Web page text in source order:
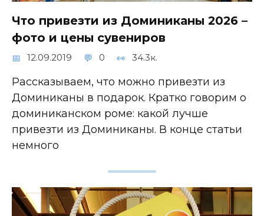
Что привезти из Доминиканы 2026 –
фото и цены сувениров
12.09.2019 0 34.3к.
Рассказываем, что можно привезти из
Доминиканы в подарок. Кратко говорим о
доминиканском роме: какой лучше
привезти из Доминиканы. В конце статьи
немного